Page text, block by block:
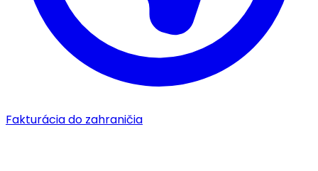
Fakturácia do zahraničia